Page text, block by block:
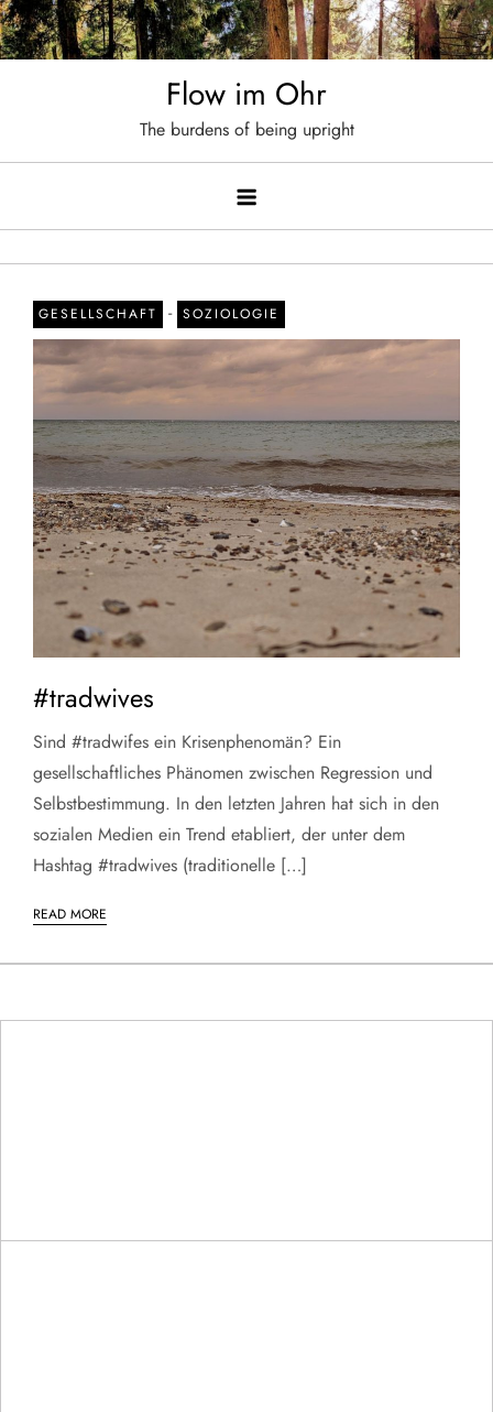
Skip
to
Flow im Ohr
The burdens of being upright
GESELLSCHAFT - SOZIOLOGIE
#tradwives
Sind #tradwifes ein Krisenphenomän? Ein
gesellschaftliches Phänomen zwischen Regression und
Selbstbestimmung. In den letzten Jahren hat sich in den
sozialen Medien ein Trend etabliert, der unter dem
Hashtag #tradwives (traditionelle […]
READ MORE